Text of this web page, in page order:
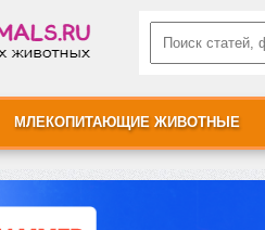
МЛЕКОПИТАЮЩИЕ ЖИВОТНЫЕ